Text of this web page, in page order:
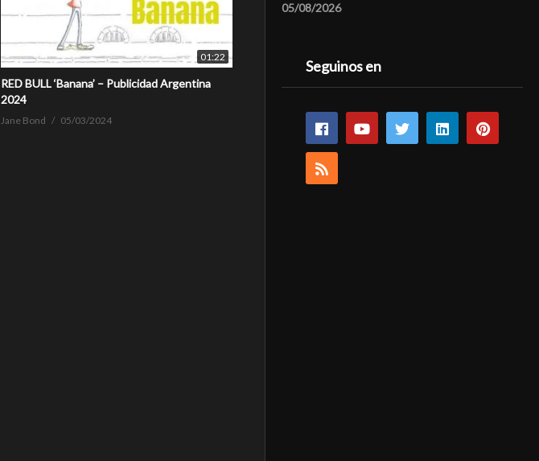
01:22
RED BULL ‘Banana’ – Publicidad Argentina
2024
Jane Bond 05/03/2024
05/08/2026
Seguinos en